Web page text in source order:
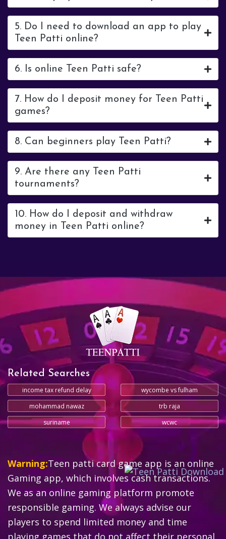
5. Do I need to download an app to play
Teen Patti online?
6. Is online Teen Patti safe?
7. How do I deposit money for Teen Patti
games?
8. Can beginners play Teen Patti?
9. Are there any Teen Patti
tournaments?
10. How do I deposit and withdraw
money in Teen Patti online?
Related Searches
income tax refund delay
wycombe vs fulham
mohammad nawaz
trb raja
suriname
wcwc
Warning:Teen patti card game app is an online
Gaming app, which involves cash transactions.
We as an online gaming platform promote
responsible gaming. We always advise our
players to spend limited money and time
playing games that do not affect their personal